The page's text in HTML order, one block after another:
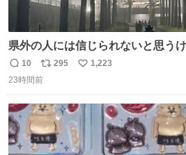
県外の人には信じられないと思う
灰です🌋 #桜島
返
信
10
リ
ポ
ト
数
295
い
数
1,223
23時間前